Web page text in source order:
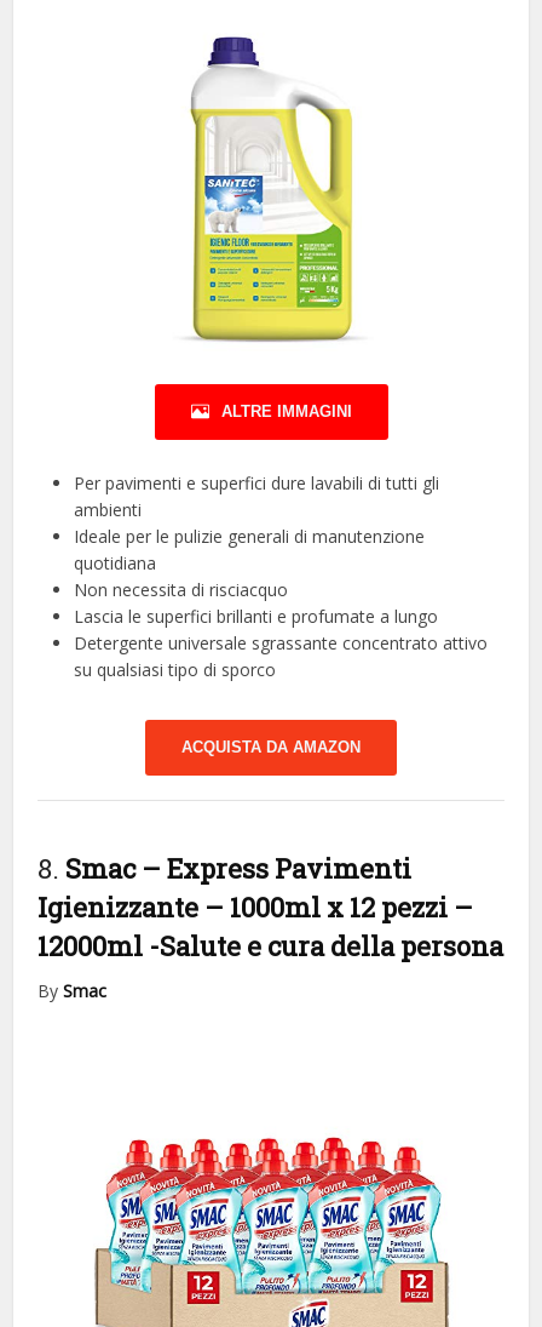
ALTRE IMMAGINI
Per pavimenti e superfici dure lavabili di tutti gli
ambienti
Ideale per le pulizie generali di manutenzione
quotidiana
Non necessita di risciacquo
Lascia le superfici brillanti e profumate a lungo
Detergente universale sgrassante concentrato attivo
su qualsiasi tipo di sporco
ACQUISTA DA AMAZON
8. Smac – Express Pavimenti
Igienizzante – 1000ml x 12 pezzi –
12000ml -Salute e cura della persona
BySmac